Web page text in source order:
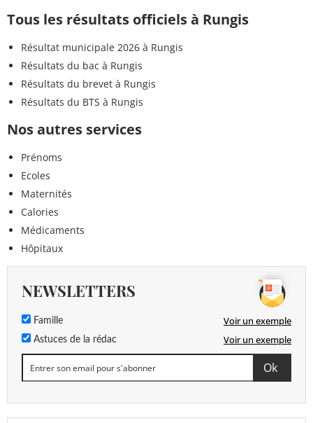
Tous les résultats officiels à Rungis
Résultat municipale 2026 à Rungis
Résultats du bac à Rungis
Résultats du brevet à Rungis
Résultats du BTS à Rungis
Nos autres services
Prénoms
Ecoles
Maternités
Calories
Médicaments
Hôpitaux
NEWSLETTERS
Famille Voir un exemple
Astuces de la rédac Voir un exemple